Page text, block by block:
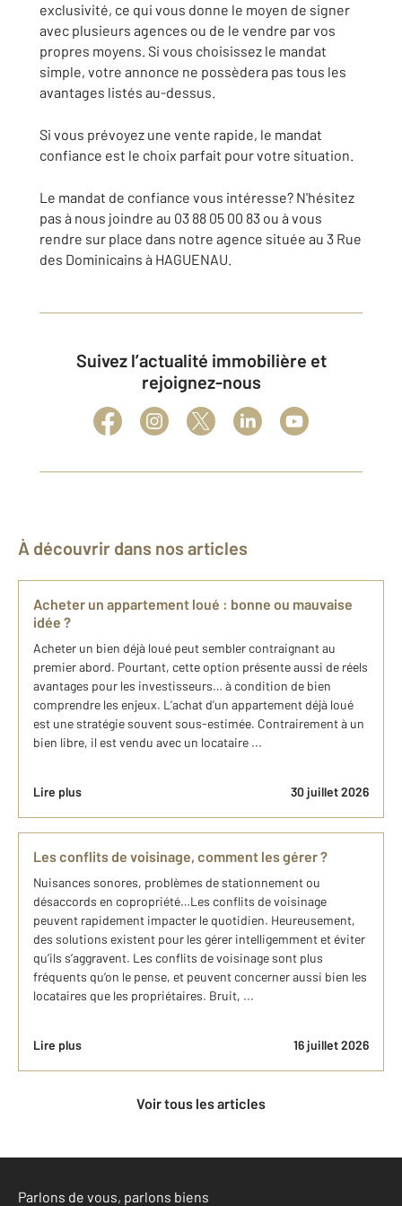
exclusivité, ce qui vous donne le moyen de signer
avec plusieurs agences ou de le vendre par vos
propres moyens. Si vous choisissez le mandat
simple, votre annonce ne possèdera pas tous les
avantages listés au-dessus.
Si vous prévoyez une vente rapide, le mandat
confiance est le choix parfait pour votre situation.
Le mandat de confiance vous intéresse? N'hésitez
pas à nous joindre au 03 88 05 00 83 ou à vous
rendre sur place dans notre agence située au 3 Rue
des Dominicains à HAGUENAU.
Suivez l’actualité immobilière et
rejoignez-nous
À découvrir dans nos articles
Acheter un appartement loué : bonne ou mauvaise
idée ?
Acheter un bien déjà loué peut sembler contraignant au
premier abord. Pourtant, cette option présente aussi de réels
avantages pour les investisseurs… à condition de bien
comprendre les enjeux. L’achat d’un appartement déjà loué
est une stratégie souvent sous-estimée. Contrairement à un
bien libre, il est vendu avec un locataire ...
Lire plus 30 juillet 2026
Les conflits de voisinage, comment les gérer ?
Nuisances sonores, problèmes de stationnement ou
désaccords en copropriété…Les conflits de voisinage
peuvent rapidement impacter le quotidien. Heureusement,
des solutions existent pour les gérer intelligemment et éviter
qu’ils s’aggravent. Les conflits de voisinage sont plus
fréquents qu’on le pense, et peuvent concerner aussi bien les
locataires que les propriétaires. Bruit, ...
Lire plus 16 juillet 2026
Voir tous les articles
Parlons de vous, parlons biens